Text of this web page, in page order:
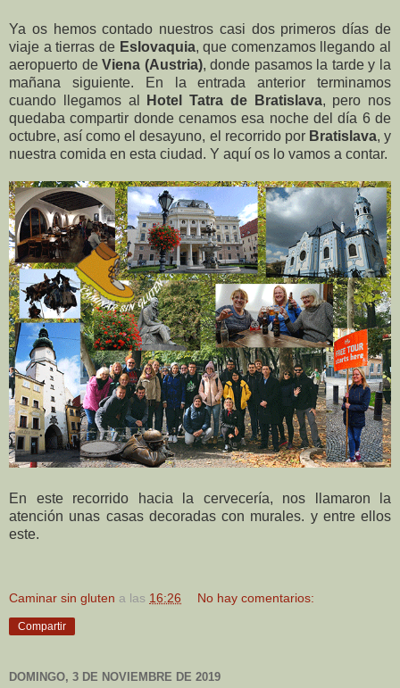
Ya os hemos contado nuestros casi dos primeros días de
viaje a tierras de Eslovaquia, que comenzamos llegando al
aeropuerto deViena (Austria), donde pasamos la tarde y la
mañana siguiente. En la entrada anterior terminamos
cuando llegamos al
Hotel Tatra de Bratislava, pero nos
quedaba compartir donde cenamos esa noche del día 6 de
octubre, así como el desayuno, el recorrido por Bratislava, y
nuestra comida en esta ciudad. Y aquí os lo vamos a contar.
En este recorrido hacia la cervecería, nos llamaron la
atención unas casas decoradas con murales. y entre ellos
este.
Caminar sin gluten a las 16:26 No hay comentarios:
Compartir
DOMINGO, 3 DE NOVIEMBRE DE 2019